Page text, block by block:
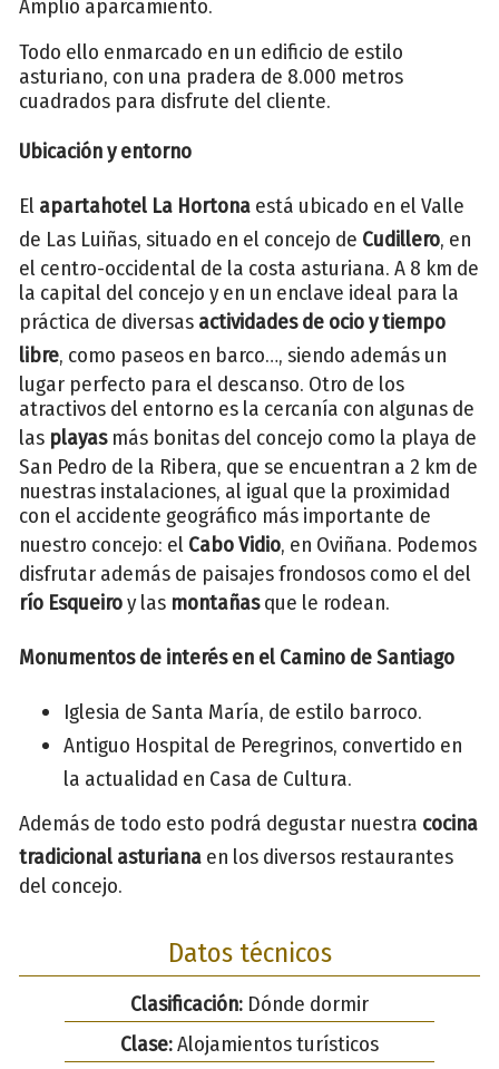
Amplio aparcamiento.
Todo ello enmarcado en un edificio de estilo
asturiano, con una pradera de 8.000 metros
cuadrados para disfrute del cliente.
Ubicación y entorno
El apartahotel La Hortona está ubicado en el Valle
de Las Luiñas, situado en el concejo de Cudillero, en
el centro-occidental de la costa asturiana. A 8 km de
la capital del concejo y en un enclave ideal para la
práctica de diversas actividades de ocio y tiempo
libre, como paseos en barco…, siendo además un
lugar perfecto para el descanso. Otro de los
atractivos del entorno es la cercanía con algunas de
las playasmás bonitas del concejo como la playa de
San Pedro de la Ribera, que se encuentran a 2 km de
nuestras instalaciones, al igual que la proximidad
con el accidente geográfico más importante de
nuestro concejo: el Cabo Vidio, en Oviñana. Podemos
disfrutar además de paisajes frondosos como el del
río Esqueiroy las montañasque le rodean.
Monumentos de interés en el Camino de Santiago
Iglesia de Santa María, de estilo barroco.
Antiguo Hospital de Peregrinos, convertido en
la actualidad en Casa de Cultura.
Además de todo esto podrá degustar nuestra cocina
tradicional asturiana en los diversos restaurantes
del concejo.
Datos técnicos
Clasificación: Dónde dormir
Clase:Alojamientos turísticos